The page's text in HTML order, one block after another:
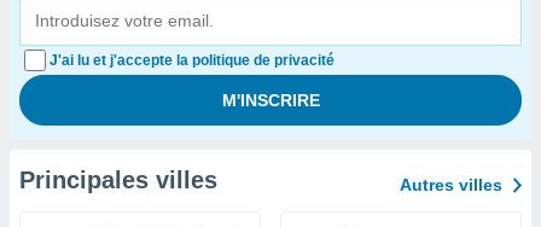
J'ai lu et j'accepte la politique de privacité
Principales villes Autres villes